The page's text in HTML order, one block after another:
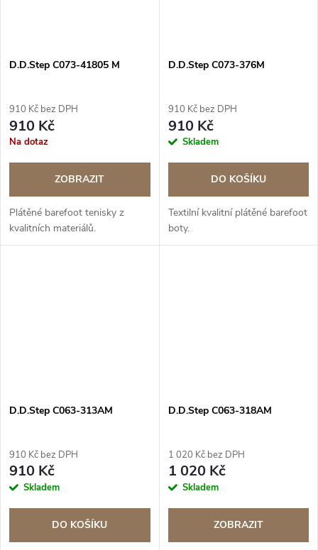
D.D.Step C073-41805 M
910 Kč bez DPH
910 Kč
Na dotaz
ZOBRAZIT
Plátěné barefoot tenisky z
kvalitních materiálů.
D.D.Step C073-376M
910 Kč bez DPH
910 Kč
Skladem
DO KOŠÍKU
Textilní kvalitní plátěné barefoot
boty.
D.D.Step C063-313AM
910 Kč bez DPH
910 Kč
Skladem
DO KOŠÍKU
D.D.Step C063-318AM
1 020 Kč bez DPH
1 020 Kč
Skladem
ZOBRAZIT